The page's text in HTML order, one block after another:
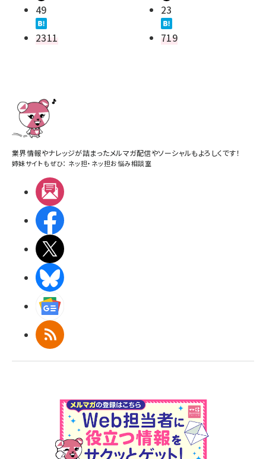
49
2311
23
719
業界情報やナレッジが詰まったメルマガ配信やソーシャルもよろしくです！
姉妹サイトもぜひ： ネッ担・ ネッ担お悩み相談室
RSS